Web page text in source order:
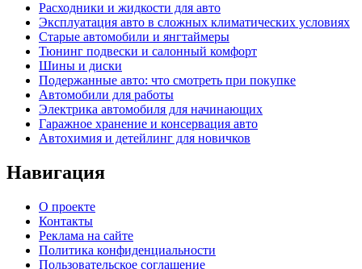
Расходники и жидкости для авто
Эксплуатация авто в сложных климатических условиях
Старые автомобили и янгтаймеры
Тюнинг подвески и салонный комфорт
Шины и диски
Подержанные авто: что смотреть при покупке
Автомобили для работы
Электрика автомобиля для начинающих
Гаражное хранение и консервация авто
Автохимия и детейлинг для новичков
Навигация
О проекте
Контакты
Реклама на сайте
Политика конфиденциальности
Пользовательское соглашение